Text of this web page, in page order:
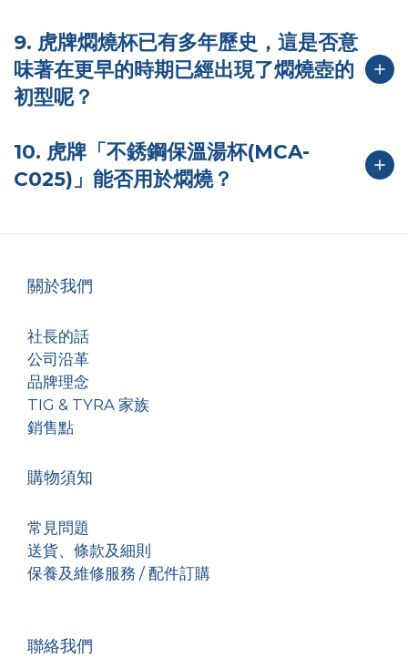
9. 虎牌燜燒杯已有多年歷史，這是否意
味著在更早的時期已經出現了燜燒壺的
初型呢？
10. 虎牌「不銹鋼保溫湯杯(MCA-
C025)」能否用於燜燒？
關於我們
社長的話
公司沿革
品牌理念
TIG & TYRA 家族
銷售點
購物須知
常見問題
送貨、條款及細則
保養及維修服務 / 配件訂購
聯絡我們